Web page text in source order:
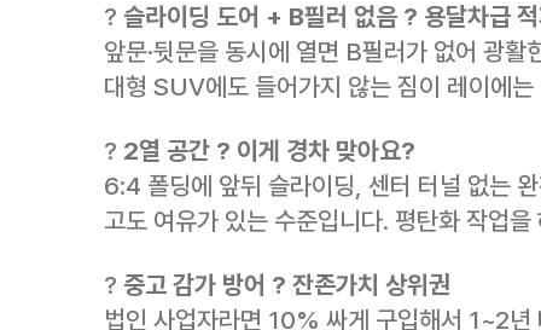
? 슬라이딩 도어 + B필러 없음 ? 용달차급
앞문·뒷문을 동시에 열면 B필러가 없어 광
대형 SUV에도 들어가지 않는 짐이 레이에는
? 2열 공간 ? 이게 경차 맞아요?
6:4 폴딩에 앞뒤 슬라이딩, 센터 터널 없는
고도 여유가 있는 수준입니다. 평탄화 작업
? 중고 감가 방어 ? 잔존가치 상위권
법인 사업자라면 10% 싸게 구입해서 1~2년